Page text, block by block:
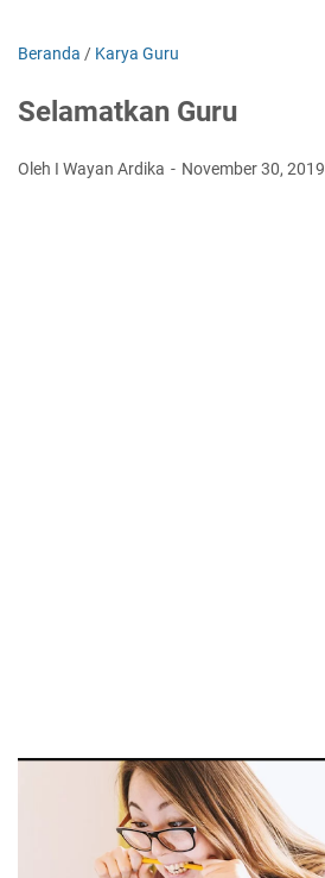
Beranda / Karya Guru
Selamatkan Guru
Oleh I Wayan Ardika November 30, 2019